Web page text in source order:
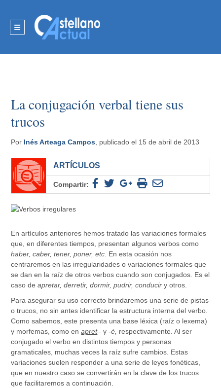
La conjugación verbal tiene sus
trucos
Por Inés Arteaga Campos , publicado el 15 de abril de 2013
ARTÍCULOS
Compartir:
En artículos anteriores hemos tratado las variaciones formales
que, en diferentes tiempos, presentan algunos verbos como
haber, caber, tener, poner, etc . En esta ocasión nos
centraremos en las irregularidades o variaciones formales que
se dan en la raíz de otros verbos cuando son conjugados. Es el
caso deapretar, derretir, dormir, pudrir, conducir y otros.
Para asegurar su uso correcto brindaremos una serie de pistas
o trucos, no sin antes identificar la estructura interna del verbo.
Como sabemos, este presenta una base léxica (raíz o lexema)
y morfemas, como enapret– y-é, respectivamente. Al ser
conjugado el verbo en distintos tiempos y personas
gramaticales, muchas veces la raíz sufre cambios. Estas
variaciones suelen responder a una serie de leyes fonéticas,
que en nuestro caso se convertirán en la clave de los trucos
que facilitaremos a continuación.